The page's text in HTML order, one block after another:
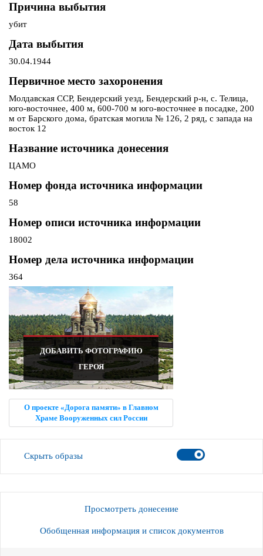
Причина выбытия
убит
Дата выбытия
30.04.1944
Первичное место захоронения
Молдавская ССР, Бендерский уезд, Бендерский р-н, с. Телица,
юго-восточнее, 400 м, 600-700 м юго-восточнее в посадке, 200
м от Барского дома, братская могила № 126, 2 ряд, с запада на
восток 12
Название источника донесения
ЦАМО
Номер фонда источника информации
58
Номер описи источника информации
18002
Номер дела источника информации
364
ДОБАВИТЬ ФОТОГРАФИЮ
ГЕРОЯ
О проекте «Дорога памяти» в Главном
Храме Вооруженных сил России
Скрыть образы
Просмотреть донесение
Обобщенная информация и список документов